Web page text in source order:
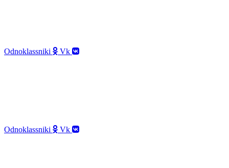
Odnoklassniki Vk
Odnoklassniki Vk